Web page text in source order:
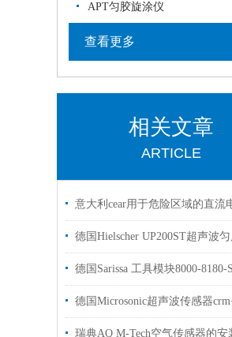
APT匀胶旋涂仪
查看更多
相关文章
ARTICLE